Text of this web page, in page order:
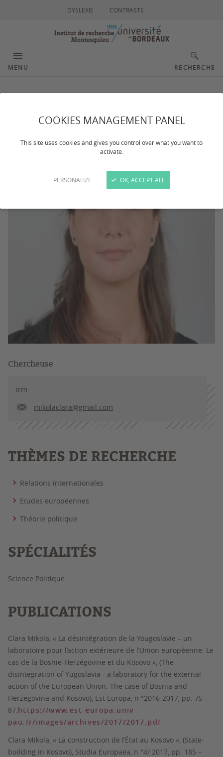
COOKIES MANAGEMENT PANEL
This site uses cookies and gives you control over what you want to
activate.
PERSONALIZE OK, ACCEPT ALL
DYSLEXIE CONTRASTE
MENU RECHERCHE
Chercheuse
irm
mikolaclara@gmail.com
THÈMES DE RECHERCHE
Relations internationales
Etudes européennes
Théorie politique
SPÉCIALITÉS
Science Politique
PUBLICATIONS
Clara Mikola, « La désintégration de la Yougoslavie – un
laboratoire pour l’action extérieure de l’Union européenne. Le
cas de la Bosnie-Herzégovine et du Kosovo », (The
disintegration of Yugoslavia - a laboratory for the external
action of the European Union. The case of Bosnia and
Herzegovina and Kosovo), Est Europa, n °2016-2017, pp. 75-
87.https://www.est-europa.univ-
pau.fr/images/archives/2017/2017.pdf
Clara Mikola, « La construction de l’État au Kosovo », (State-
building in Kosovo), Studia Europaea, n °4/ 2017, pp. 185 –